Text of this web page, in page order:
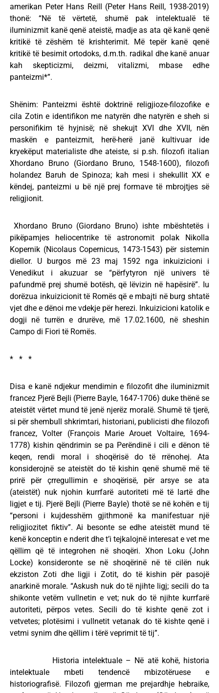
amerikan Peter Hans Reill (Peter Hans Reill, 1938-2019)
thonë: “Në të vërtetë, shumë pak intelektualë të
iluminizmit kanë qenë ateistë, madje as ata që kanë qenë
kritikë të zëshëm të krishterimit. Më tepër kanë qenë
kritikë të besimit ortodoks, d.m.th. radikal dhe kanë anuar
kah skepticizmi, deizmi, vitalizmi, mbase edhe
panteizmi*”.
Shënim: Panteizmi është doktrinë religjioze-filozofike e
cila Zotin e identifikon me natyrën dhe natyrën e sheh si
personifikim të hyjnisë; në shekujt XVI dhe XVII, nën
maskën e panteizmit, herë-herë janë kultivuar ide
kryekëput materialiste dhe ateiste, si p.sh. filozofi italian
Xhordano Bruno (Giordano Bruno, 1548-1600), filozofi
holandez Baruh de Spinoza; kah mesi i shekullit XX e
këndej, panteizmi u bë një prej formave të mbrojtjes së
religjionit.
Xhordano Bruno (Giordano Bruno) ishte mbështetës i
pikëpamjes heliocentrike të astronomit polak Nikolla
Kopernik (Nicolaus Copernicus, 1473-1543) për sistemin
diellor. U burgos më 23 maj 1592 nga inkuizicioni i
Venedikut i akuzuar se “përfytyron një univers të
pafundmë prej shumë botësh, që lëvizin në hapësirë”. Iu
dorëzua inkuizicionit të Romës që e mbajti në burg shtatë
vjet dhe e dënoi me vdekje për herezi. Inkuizicioni katolik e
dogji në turrën e drurëve, më 17.02.1600, në sheshin
Campo di Fiori të Romës.
* * *
Disa e kanë ndjekur mendimin e filozofit dhe iluminizmit
francez Pjerë Bejli (Pierre Bayle, 1647-1706) duke thënë se
ateistët vërtet mund të jenë njerëz moralë. Shumë të tjerë,
si për shembull shkrimtari, historiani, publicisti dhe filozofi
francez, Volter (François Marie Arouet Voltaire, 1694-
1778) kishin qëndrimin se pa Perëndinë i cili e dënon të
keqen, rendi moral i shoqërisë do të rrënohej. Ata
konsiderojnë se ateistët do të kishin qenë shumë më të
prirë për çrregullimin e shoqërisë, për arsye se ata
(ateistët) nuk njohin kurrfarë autoriteti më të lartë dhe
ligjet e tij. Pjerë Bejli (Pierre Bayle) thotë se në kohën e tij
“personi i kujdesshëm gjithmonë ka manifestuar një
religjiozitet fiktiv”. Ai besonte se edhe ateistët mund të
kenë konceptin e nderit dhe t’i tejkalojnë interesat e vet me
qëllim që të integrohen në shoqëri. Xhon Loku (John
Locke) konsideronte se në shoqërinë në të cilën nuk
ekziston Zoti dhe ligji i Zotit, do të kishin për pasojë
anarkinë morale. “Askush nuk do të njihte ligj; secili do ta
shikonte vetëm vullnetin e vet; nuk do të njihte kurrfarë
autoriteti, përpos vetes. Secili do të kishte qenë zot i
vetvetes; plotësimi i vullnetit vetanak do të kishte qenë i
vetmi synim dhe qëllim i tërë veprimit të tij”.
Historia intelektuale – Në atë kohë, historia
intelektuale mbeti tendencë mbizotëruese e
historiografisë. Filozofi gjerman me prejardhje hebraike,